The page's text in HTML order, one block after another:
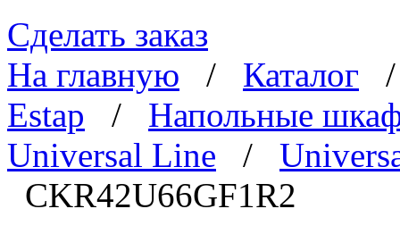
Сделать заказ
На главную / Каталог
Estap / Напольные
Universal Line /
CKR42U66GF1R2